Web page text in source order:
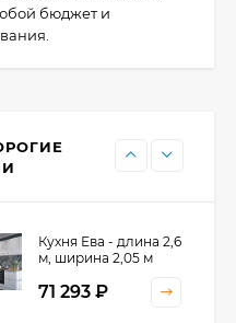
бюджет и
13 655₽
11 476
Кухня Ева - длина 2,6
м, ширина 2,05 м
71 293 ₽